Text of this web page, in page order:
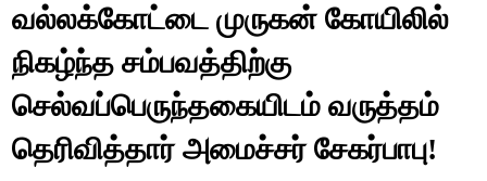
வல்லக்கோட்டை முருகன் கோயிலில்
நிகழ்ந்த சம்பவத்திற்கு
செல்வப்பெருந்தகையிடம் வருத்தம்
தெரிவித்தார் அமைச்சர் சேகர்பாபு!